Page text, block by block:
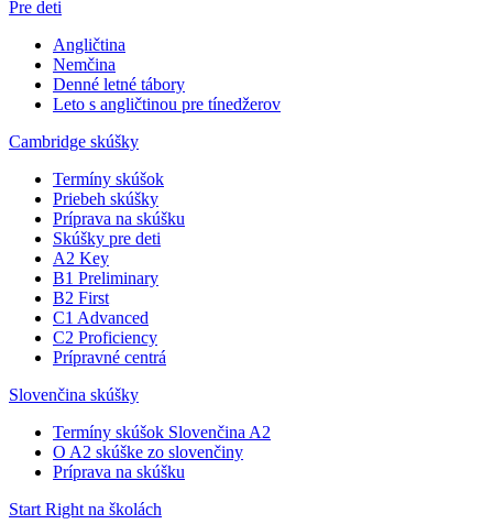
Pre deti
Angličtina
Nemčina
Denné letné tábory
Leto s angličtinou pre tínedžerov
Cambridge skúšky
Termíny skúšok
Priebeh skúšky
Príprava na skúšku
Skúšky pre deti
A2 Key
B1 Preliminary
B2 First
C1 Advanced
C2 Proficiency
Prípravné centrá
Slovenčina skúšky
Termíny skúšok Slovenčina A2
O A2 skúške zo slovenčiny
Príprava na skúšku
Start Right na školách